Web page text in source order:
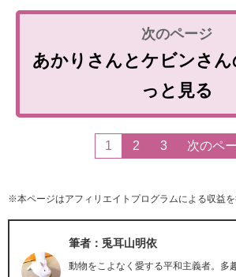
あかりさんとケビンさん
っと見る
1 2 3 次のペ
※本ページはアフィリエイトプログラムによる収益
筆者：兎耳山明依
動物をこよなく愛する平和主義者。多